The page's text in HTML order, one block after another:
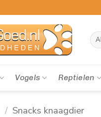
Vogels Reptielen
/ Snacks knaagdier